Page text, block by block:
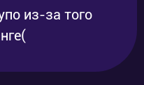
из-за того